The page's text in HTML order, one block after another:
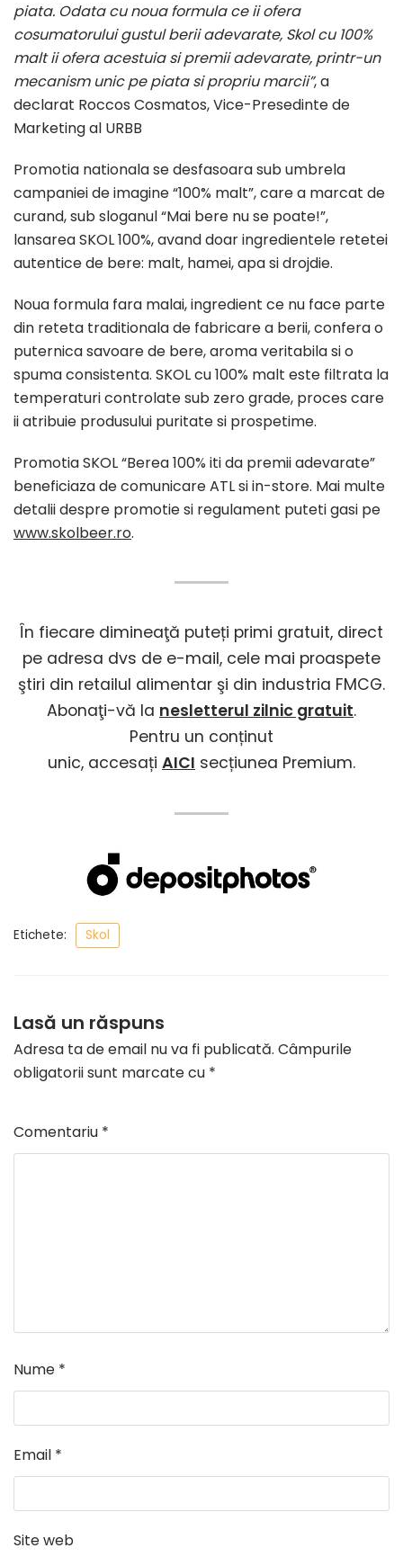
piata. Odata cu noua formula ce ii ofera
cosumatorului gustul berii adevarate, Skol cu 100%
malt ii ofera acestuia si premii adevarate, printr-un
mecanism unic pe piata si propriu marcii”, a
declarat Roccos Cosmatos, Vice-Presedinte de
Marketing al URBB
Promotia nationala se desfasoara sub umbrela
campaniei de imagine “100% malt”, care a marcat de
curand, sub sloganul “Mai bere nu se poate!”,
lansarea SKOL 100%, avand doar ingredientele retetei
autentice de bere: malt, hamei, apa si drojdie.
Noua formula fara malai, ingredient ce nu face parte
din reteta traditionala de fabricare a berii, confera o
puternica savoare de bere, aroma veritabila si o
spuma consistenta. SKOL cu 100% malt este filtrata la
temperaturi controlate sub zero grade, proces care
ii atribuie produsului puritate si prospetime.
Promotia SKOL “Berea 100% iti da premii adevarate”
beneficiaza de comunicare ATL si in-store. Mai multe
detalii despre promotie si regulament puteti gasi pe
www.skolbeer.ro.
În fiecare dimineaţă puteți primi gratuit, direct
pe adresa dvs de e-mail, cele mai proaspete
ştiri din retailul alimentar şi din industria FMCG.
Abonaţi-vă la nesletterul zilnic gratuit.
Pentru un conținut
unic, accesați AICI secțiunea Premium.
Etichete: Skol
Lasă un răspuns
Adresa ta de email nu va fi publicată. Câmpurile
obligatorii sunt marcate cu *
Comentariu *
Nume *
Email *
Site web